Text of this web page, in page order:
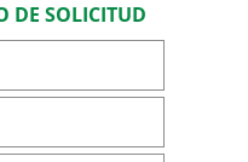
DE SOLICITUD